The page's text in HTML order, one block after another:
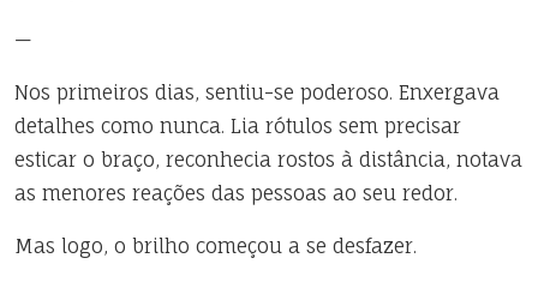
—
Nos primeiros dias, sentiu-se poderoso. Enxergava
detalhes como nunca. Lia rótulos sem precisar
esticar o braço, reconhecia rostos à distância, notava
as menores reações das pessoas ao seu redor.
Mas logo, o brilho começou a se desfazer.